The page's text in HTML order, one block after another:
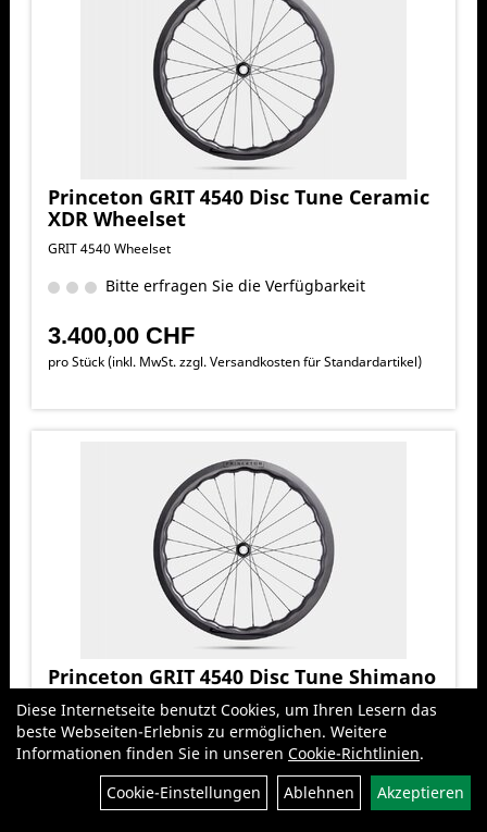
Filter
Princeton GRIT 4540 Disc Tune Ceramic
XDR Wheelset
GRIT 4540 Wheelset
Bitte erfragen Sie die Verfügbarkeit
3.400,00 CHF
pro Stück (inkl. MwSt. zzgl.Versandkosten für Standardartikel)
Princeton GRIT 4540 Disc Tune Shimano
Wheelset
GRIT 4540 Wheelset
Bitte erfragen Sie die Verfügbarkeit
2.800,00 CHF
Diese Internetseite benutzt Cookies, um Ihren Lesern das
beste Webseiten-Erlebnis zu ermöglichen. Weitere
Informationen finden Sie in unseren Cookie-Richtlinien.
Cookie-Einstellungen
Ablehnen Akzeptieren